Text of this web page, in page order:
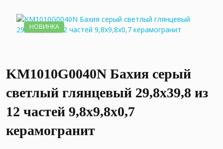
НОВИНКА
KM1010G0040N Бахия серый
светлый глянцевый 29,8х39,8 из
12 частей 9,8x9,8x0,7
керамогранит